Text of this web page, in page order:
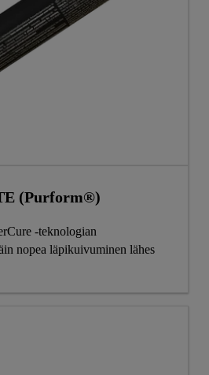
(Purform®)
-teknologian
nopea läpikuivuminen lähes